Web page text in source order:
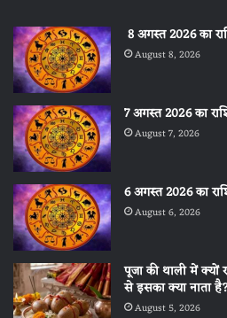
8 अगस्त 2026 का
August 8, 2026
7 अगस्त 2026 का
August 7, 2026
6 अगस्त 2026 का
August 6, 2026
पूजा की थाली में क्यों
से इसका क्या नाता है?
August 5, 2026